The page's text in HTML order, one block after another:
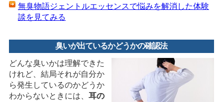
無臭物語ジェントルエッセンスで悩みを解消した体験
談を見てみる
臭いが出ているかどうかの確認法
どんな臭いかは理解できた
けれど、結局それが自分か
ら発生しているのかどうか
わからないときには、 耳の